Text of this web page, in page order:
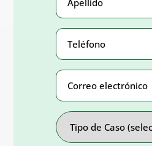
Teléfono
Number(Obligatorio)
Correo
electrónico
Address
Tipo
de
Caso